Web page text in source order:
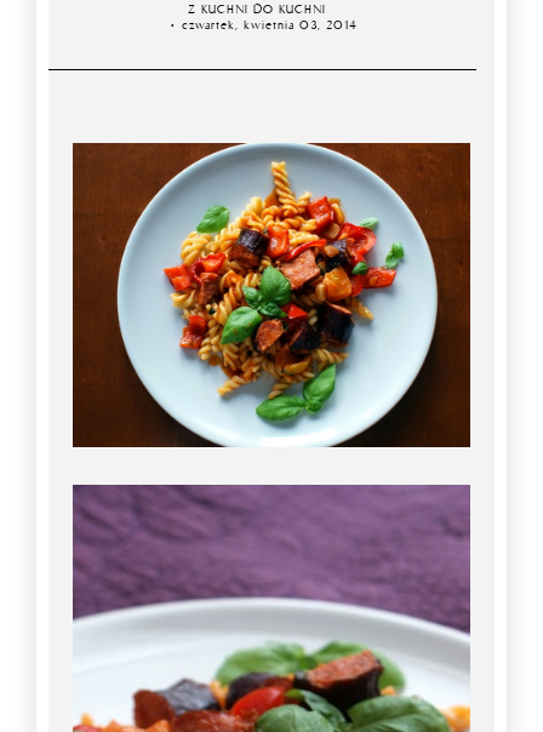
Z KUCHNI DO KUCHNI
czwartek, kwietnia 03, 2014